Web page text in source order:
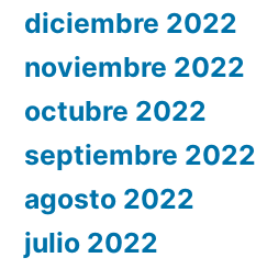
diciembre 2022
noviembre 2022
octubre 2022
septiembre 2022
agosto 2022
julio 2022